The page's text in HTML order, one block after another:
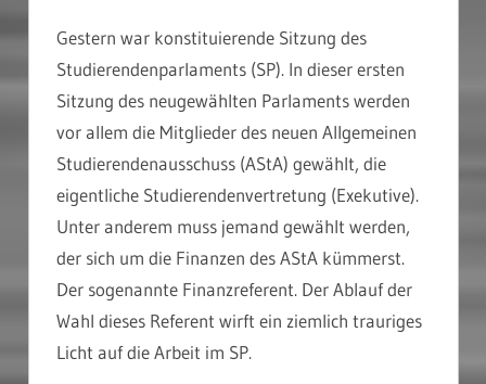
Gestern war konstituierende Sitzung des
Studierendenparlaments (SP). In dieser ersten
Sitzung des neugewählten Parlaments werden
vor allem die Mitglieder des neuen Allgemeinen
Studierendenausschuss (AStA) gewählt, die
eigentliche Studierendenvertretung (Exekutive).
Unter anderem muss jemand gewählt werden,
der sich um die Finanzen des AStA kümmerst.
Der sogenannte Finanzreferent. Der Ablauf der
Wahl dieses Referent wirft ein ziemlich trauriges
Licht auf die Arbeit im SP.